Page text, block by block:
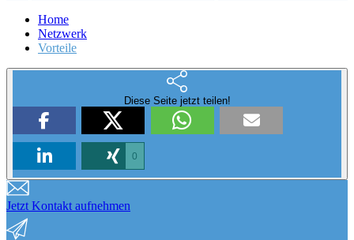
Home
Netzwerk
Vorteile
Diese Seite jetzt teilen!
0
Jetzt Kontakt aufnehmen